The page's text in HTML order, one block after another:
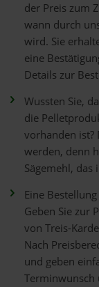
der Preis zum
wann durch
wird. Sie
eine
Details zur
Wussten Sie,
die
vorhanden ist?
werden, denn
Sägemehl,
Eine
Geben Sie zur
von Treis-
Nach
und geben
Terminwunsch